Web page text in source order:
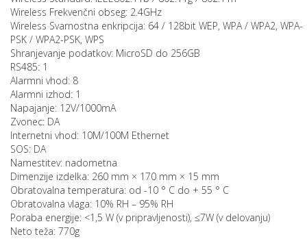
Wireless Frekvenčni obseg: 2.4GHz
Wireless Svarnostna enkripcija: 64 / 128bit WEP, WPA / WPA2, WPA-
PSK / WPA2-PSK, WPS
Shranjevanje podatkov: MicroSD do 256GB
RS485: 1
Alarmni vhod: 8
Alarmni izhod: 1
Napajanje: 12V/1000mA
Zvonec: DA
Internetni vhod: 10M/100M Ethernet
SOS: DA
Namestitev: nadometna
Dimenzije izdelka: 260 mm × 170 mm × 15 mm
Obratovalna temperatura: od -10 ° C do + 55 ° C
Obratovalna vlaga: 10% RH – 95% RH
Poraba energije: <1,5 W (v pripravljenosti), ≤7W (v delovanju)
Neto teža: 770g